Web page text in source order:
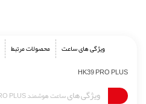
ویژگی های ساعت محصولات مرتبط
HK39 PRO PLUS
ویژگی هایساعت هوشمند HK39 PRO PLUS